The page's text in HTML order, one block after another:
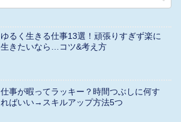
ゆるく生きる仕事13選！頑張りすぎず楽に
生きたいなら…コツ&考え方
仕事が暇ってラッキー？時間つぶしに何す
ればいい→スキルアップ方法5つ